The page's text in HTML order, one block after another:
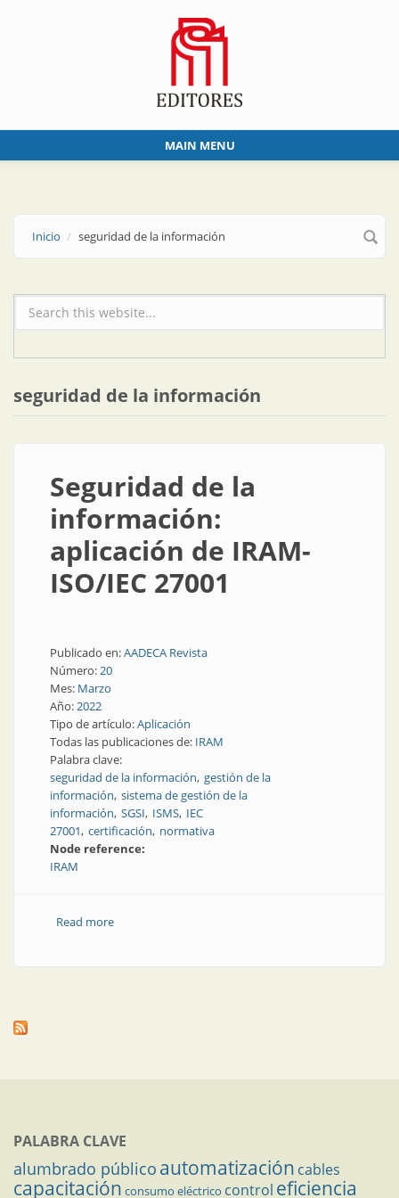
MAIN MENU
Inicio seguridad de la información
Formulario de búsqueda
seguridad de la información
Seguridad de la
información:
aplicación de IRAM-
ISO/IEC 27001
Publicado en:AADECA Revista
Número:20
Mes: Marzo
Año:2022
Tipo de artículo:Aplicación
Todas las publicaciones de: IRAM
Palabra clave:
seguridad de la información gestión de la
información sistema de gestión de la
información SGSI ISMS IEC
27001 certificación normativa
Node reference:
IRAM
Read moreabout Seguridad de la información: aplicación de
PALABRA CLAVE
alumbrado público automatización cables
capacitación consumo eléctrico control eficiencia